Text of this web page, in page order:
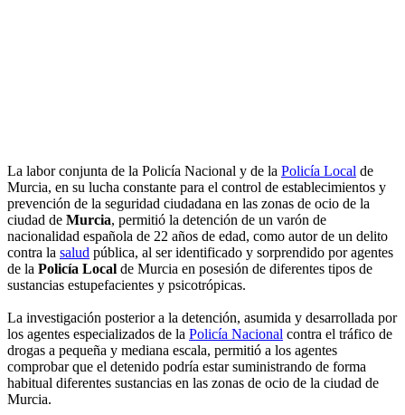
La labor conjunta de la Policía Nacional y de la Policía Local de
Murcia, en su lucha constante para el control de establecimientos y
prevención de la seguridad ciudadana en las zonas de ocio de la
ciudad de Murcia, permitió la detención de un varón de
nacionalidad española de 22 años de edad, como autor de un delito
contra la salud pública, al ser identificado y sorprendido por agentes
de la Policía Local de Murcia en posesión de diferentes tipos de
sustancias estupefacientes y psicotrópicas.
La investigación posterior a la detención, asumida y desarrollada por
los agentes especializados de la Policía Nacional contra el tráfico de
drogas a pequeña y mediana escala, permitió a los agentes
comprobar que el detenido podría estar suministrando de forma
habitual diferentes sustancias en las zonas de ocio de la ciudad de
Murcia.